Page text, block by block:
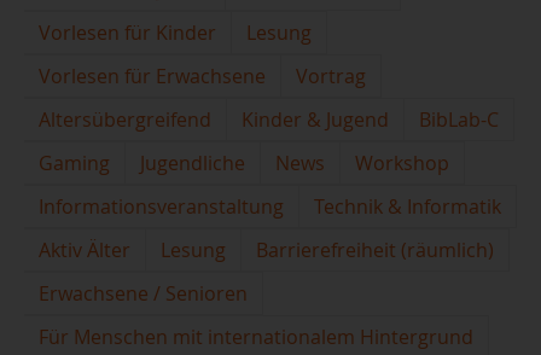
Vorlesen für Kinder
Lesung
Vorlesen für Erwachsene
Vortrag
Altersübergreifend
Kinder & Jugend
BibLab-C
Gaming
Jugendliche News
Workshop
Informationsveranstaltung
Technik & Informatik
Aktiv Älter
Lesung
Barrierefreiheit (räumlich)
Erwachsene / Senioren
Für Menschen mit internationalem Hintergrund